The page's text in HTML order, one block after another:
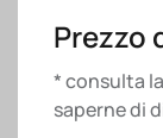
Prezzo
* consulta
saperne di